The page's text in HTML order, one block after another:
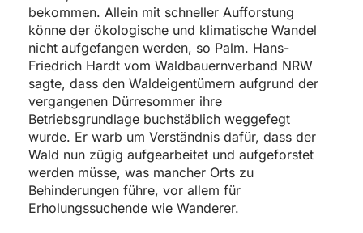
bekommen. Allein mit schneller Aufforstung
könne der ökologische und klimatische Wandel
nicht aufgefangen werden, so Palm. Hans-
Friedrich Hardt vom Waldbauernverband NRW
sagte, dass den Waldeigentümern aufgrund der
vergangenen Dürresommer ihre
Betriebsgrundlage buchstäblich weggefegt
wurde. Er warb um Verständnis dafür, dass der
Wald nun zügig aufgearbeitet und aufgeforstet
werden müsse, was mancher Orts zu
Behinderungen führe, vor allem für
Erholungssuchende wie Wanderer.